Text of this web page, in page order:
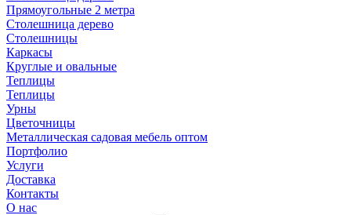
Прямоугольные 2 метра
Столешница дерево
Столешницы
Каркасы
Круглые и овальные
Теплицы
Теплицы
Урны
Цветочницы
Металлическая садовая мебель оптом
Портфолио
Услуги
Доставка
Контакты
О нас